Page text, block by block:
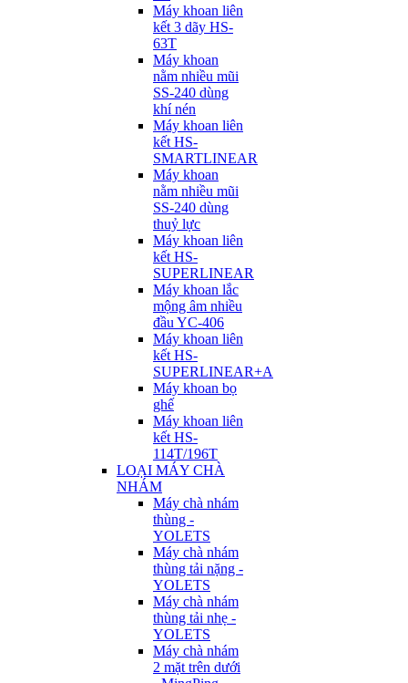
Máy khoan liên
kết 3 dãy HS-
63T
Máy khoan
nằm nhiều mũi
SS-240 dùng
khí nén
Máy khoan liên
kết HS-
SMARTLINEAR
Máy khoan
nằm nhiều mũi
SS-240 dùng
thuỷ lực
Máy khoan liên
kết HS-
SUPERLINEAR
Máy khoan lắc
mộng âm nhiều
đầu YC-406
Máy khoan liên
kết HS-
SUPERLINEAR+A
Máy khoan bọ
ghế
Máy khoan liên
kết HS-
114T/196T
LOẠI MÁY CHÀ
NHÁM
Máy chà nhám
thùng -
YOLETS
Máy chà nhám
thùng tải nặng -
YOLETS
Máy chà nhám
thùng tải nhẹ -
YOLETS
Máy chà nhám
2 mặt trên dưới